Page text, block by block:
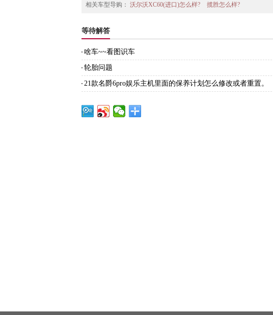
相关车型导购： 沃尔沃XC60(进口)怎么样? 揽胜怎么样?
等待解答
啥车~~看图识车
轮胎问题
21款名爵6pro娱乐主机里面的保养计划怎么修改或者重置。